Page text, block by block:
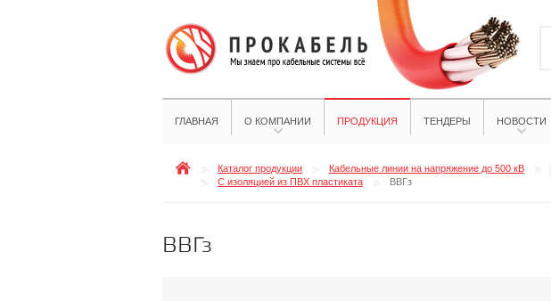
ГЛАВНАЯ О КОМПАНИИ ПРОДУКЦИЯ ТЕНДЕРЫ НОВОСТИ
Каталог продукции Кабельные линии на напряжение до 500 кВ
С изоляцией из ПВХ пластиката
ВВГз
ВВГз